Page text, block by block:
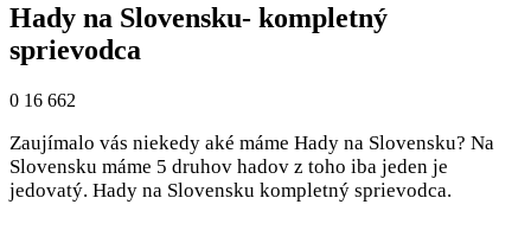
Hady na Slovensku- kompletný
sprievodca
0 16 662
Zaujímalo vás niekedy aké máme Hady na Slovensku? Na
Slovensku máme 5 druhov hadov z toho iba jeden je
jedovatý. Hady na Slovensku kompletný sprievodca.